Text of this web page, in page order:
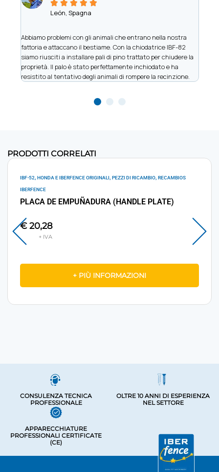
    
León, Spagna
Abbiamo problemi con gli animali che entrano nella nostra
fattoria e attaccano il bestiame. Con la chiodatrice IBF-82
siamo riusciti a installare pali di pino trattato per chiudere la
proprietà. Il palo è stato perfettamente inchiodato e ha
resistito al tentativo degli animali di rompere la recinzione.
PRODOTTI CORRELATI
IBF-52, HONDA E IBERFENCE ORIGINALI, PEZZI DI RICAMBIO, RECAMBIOS
IBERFENCE
PLACA DE EMPUÑADURA (HANDLE PLATE)
€20,28
+ PIÙ INFORMAZIONI
CONSULENZA TECNICA
PROFESSIONALE
OLTRE 10 ANNI DI ESPERIENZA
NEL SETTORE
APPARECCHIATURE
PROFESSIONALI CERTIFICATE
(CE)